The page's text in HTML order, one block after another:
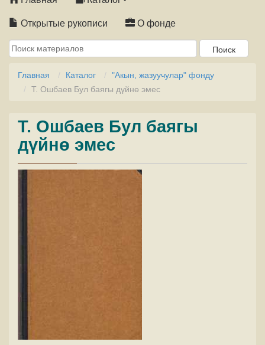
Открытые рукописи О фонде
Главная Каталог
"Акын, жазуучулар" фонду
Т. Ошбаев Бул баягы дүйнө эмес
Т. Ошбаев Бул баягы
дүйнө эмес